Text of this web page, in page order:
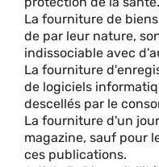
La fourniture de
de par leur nature,
indissociable avec
La fourniture
de logiciels
descellés par le
La fourniture d'un
magazine, sauf pour
ces publications.